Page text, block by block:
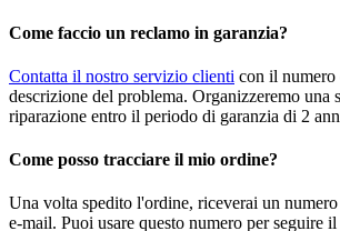
Come faccio un reclamo in garanzia?
Contatta il nostro servizio clienti con il numero
descrizione del problema. Organizzeremo una
riparazione entro il periodo di garanzia di 2
Come posso tracciare il mio ordine?
Una volta spedito l'ordine, riceverai un
e-mail. Puoi usare questo numero per seguire